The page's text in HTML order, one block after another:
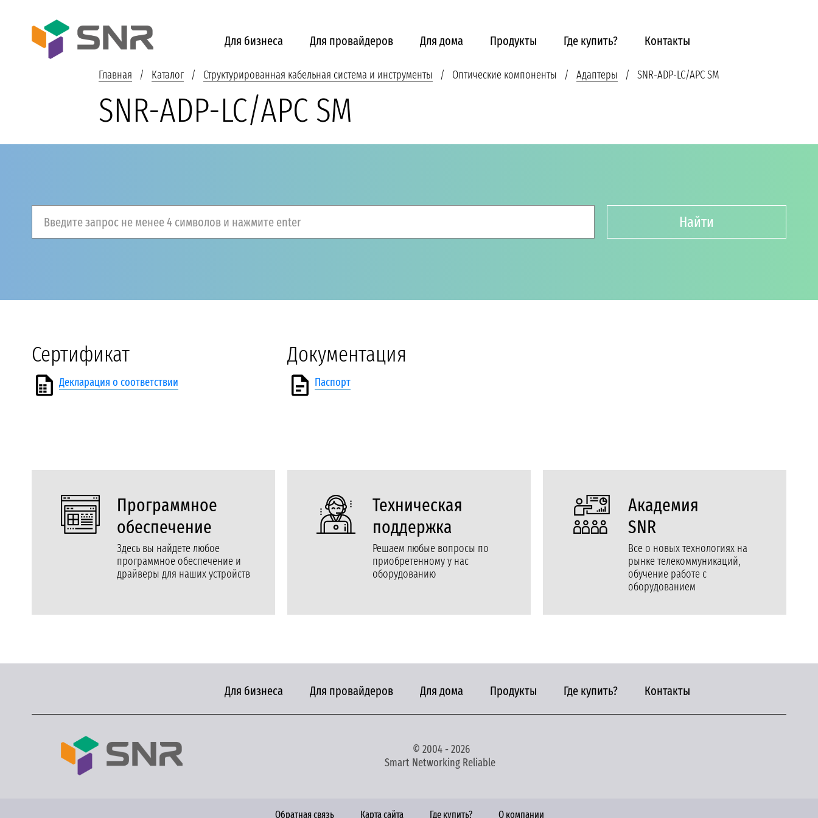
Для бизнеса Для провайдеров Для дома Продукты Где купить? Контакты
Главная Каталог Структурированная кабельная система и инструменты Оптические компоненты Адаптеры SNR-ADP-LC/APC SM
SNR-ADP-LC/APC SM
Введите запрос не менее 4 символов и нажмите enter Найти
Сертификат
Декларация о соответствии
Документация
Паспорт
Программное
обеспечение
Здесь вы найдете любое
программное обеспечение и
драйверы для наших устройств
Техническая
поддержка
Решаем любые вопросы по
приобретенному у нас
оборудованию
Академия
SNR
Все о новых технологиях на
рынке телекоммуникаций,
обучение работе с
оборудованием
Для бизнеса Для провайдеров Для дома Продукты Где купить? Контакты
© 2004 - 2026
Smart Networking Reliable
Обратная связь Карта сайта Где купить? О компании